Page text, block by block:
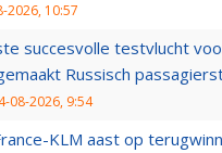
2026, 10:57
succesvolle testvlucht
Russisch
08-2026, 9:54
KLM aast op